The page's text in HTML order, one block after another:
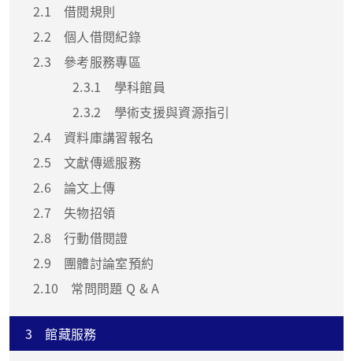
2.1
借閱規則
2.2
個人借閱紀錄
2.3
參考服務專區
2.3.1
學科館員
2.3.2
學術支援與資源指引
2.4
資料庫講習報名
2.5
文獻傳遞服務
2.6
論文上傳
2.7
失物招領
2.8
行動借閱證
2.9
團體討論室預約
2.10
常問問題 Q & A
3 館藏服務